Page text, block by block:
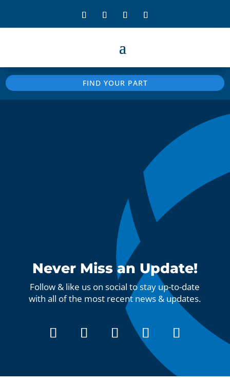
FIND YOUR PART
Never Miss an Update!
Follow & like us on social to stay up-to-date
with all of the most recent news & updates.